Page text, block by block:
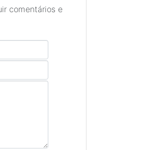
comentários e